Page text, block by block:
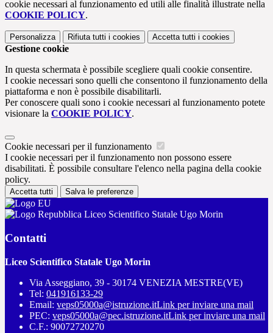
cookie necessari al funzionamento ed utili alle finalità illustrate nella
COOKIE POLICY.
Personalizza Rifiuta tutti i cookies Accetta tutti i cookies
Gestione cookie
In questa schermata è possibile scegliere quali cookie consentire.
I cookie necessari sono quelli che consentono il funzionamento della
piattaforma e non è possibile disabilitarli.
Per conoscere quali sono i cookie necessari al funzionamento potete
visionare la COOKIE POLICY.
Cookie necessari per il funzionamento
I cookie necessari per il funzionamento non possono essere
disabilitati. È possibile consultare l'elenco nella pagina della cookie
policy.
Accetta tutti Salva le preferenze
Liceo Scientifico Statale Ugo Morin
Contatti
Liceo Scientifico Statale Ugo Morin
Via Asseggiano, 39 - 30174 VENEZIA MESTRE(VE)
Tel: 041916133-29
Email: veps05000a@istruzione.itLink per inviare una mail
PEC: veps05000a@pec.istruzione.itLink per inviare una mail
C.F.: 90072720270